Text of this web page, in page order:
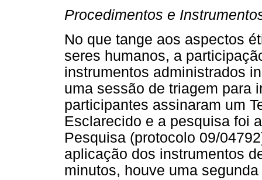
Procedimentos e
No que tange aos aspectos
seres humanos, a
instrumentos administrados
uma sessão de triagem para
participantes assinaram um
Esclarecido e a pesquisa foi
Pesquisa (protocolo 09/
aplicação dos instrumentos
minutos, houve uma